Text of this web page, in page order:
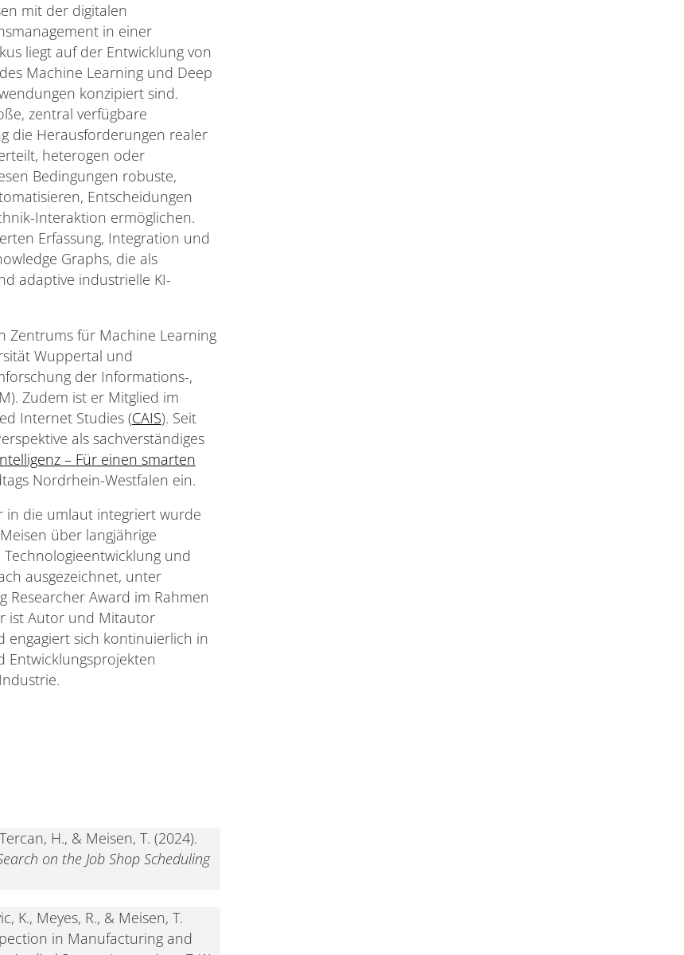
mit der digitalen
in einer
liegt auf der Entwicklung von
Machine Learning und Deep
konzipiert sind.
zentral verfügbare
die Herausforderungen realer
heterogen oder
Bedingungen robuste,
Entscheidungen
Interaktion ermöglichen.
Erfassung, Integration und
Graphs, die als
adaptive industrielle KI-
Zentrums für Machine Learning
Wuppertal und
der Informations-,
Zudem ist er Mitglied im
Internet Studies (CAIS). Seit
als sachverständiges
– Für einen smarten
Nordrhein-Westfalen ein.
in die umlaut integriert wurde
über langjährige
und
ausgezeichnet, unter
Researcher Award im Rahmen
ist Autor und Mitautor
engagiert sich kontinuierlich in
Entwicklungsprojekten
H., & Meisen, T. (2024).
on the Job Shop Scheduling
K., Meyes, R., & Meisen, T.
in Manufacturing and